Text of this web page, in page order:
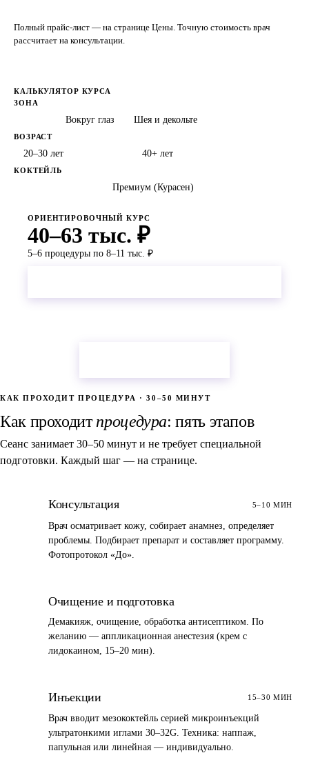
Полный прайс-лист — на странице Цены. Точную стоимость врач
рассчитает на консультации.
КАЛЬКУЛЯТОР КУРСА
ЗОНА
Вокруг глаз Шея и декольте
ВОЗРАСТ
20–30 лет 40+ лет
КОКТЕЙЛЬ
Премиум (Курасен)
ОРИЕНТИРОВОЧНЫЙ КУРС
40–63 тыс. ₽
5–6 процедуры по 8–11 тыс. ₽
КАК ПРОХОДИТ ПРОЦЕДУРА · 30–50 МИНУТ
Как проходитпроцедура: пять этапов
Сеанс занимает 30–50 минут и не требует специальной
подготовки. Каждый шаг — на странице.
Консультация 5–10 МИН
Врач осматривает кожу, собирает анамнез, определяет
проблемы. Подбирает препарат и составляет программу.
Фотопротокол «До».
Очищение и подготовка
Демакияж, очищение, обработка антисептиком. По
желанию — аппликационная анестезия (крем с
лидокаином, 15–20 мин).
Инъекции 15–30 МИН
Врач вводит мезококтейль серией микроинъекций
ультратонкими иглами 30–32G. Техника: наппаж,
папульная или линейная — индивидуально.